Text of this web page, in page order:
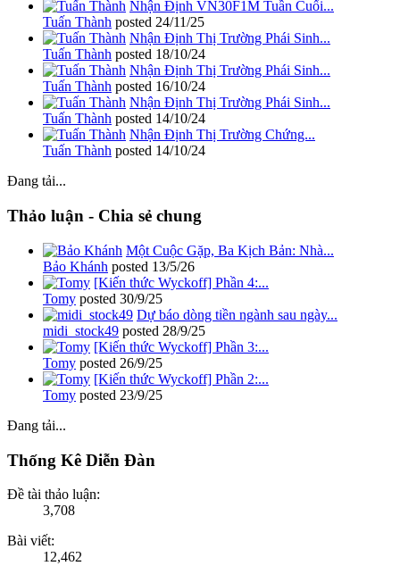
Nhận Định VN30F1M Tuần Cuối...
Tuấn Thành posted 24/11/25
Nhận Định Thị Trường Phái Sinh...
Tuấn Thành posted 18/10/24
Nhận Định Thị Trường Phái Sinh...
Tuấn Thành posted 16/10/24
Nhận Định Thị Trường Phái Sinh...
Tuấn Thành posted 14/10/24
Nhận Định Thị Trường Chứng...
Tuấn Thành posted 14/10/24
Đang tải...
Thảo luận - Chia sẻ chung
Một Cuộc Gặp, Ba Kịch Bản: Nhà...
Bảo Khánh posted 13/5/26
[Kiến thức Wyckoff] Phần 4:...
Tomy posted 30/9/25
Dự báo dòng tiền ngành sau ngày...
midi_stock49 posted 28/9/25
[Kiến thức Wyckoff] Phần 3:...
Tomy posted 26/9/25
[Kiến thức Wyckoff] Phần 2:...
Tomy posted 23/9/25
Đang tải...
Thống Kê Diễn Đàn
Đề tài thảo luận:
3,708
Bài viết:
12,462